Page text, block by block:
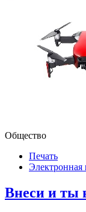
Общество
Печать
Электронная
Внеси и ты